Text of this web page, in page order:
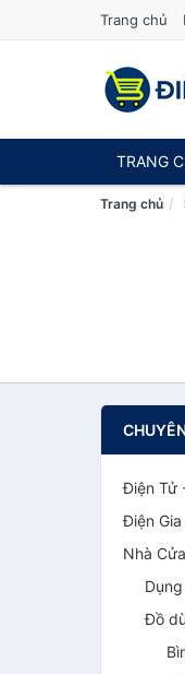
Trang chủ
TRANG
Trang chủ
Điện Tử
Điện Gia
Nhà
Đồ